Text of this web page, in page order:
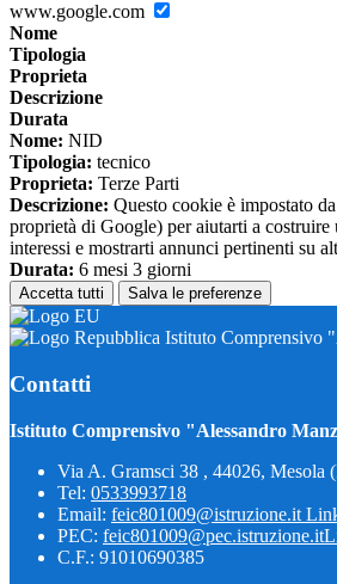
www.google.com
Nome
Tipologia
Proprieta
Descrizione
Durata
Nome: NID
Tipologia: tecnico
Proprieta: Terze Parti
Descrizione: Questo cookie è impostato
proprietà di Google) per aiutarti a
interessi e mostrarti annunci pertinenti su
Durata: 6 mesi 3 giorni
Accetta tutti Salva le preferenze
Istituto Comprensivo
Contatti
Istituto Comprensivo "Alessandro
Via A. Gramsci 38 , 44026, Mesola
Tel: 0533993718
Email: feic801009@istruzione.it
PEC: feic801009@pec.istruzione.it
C.F.: 91010690385